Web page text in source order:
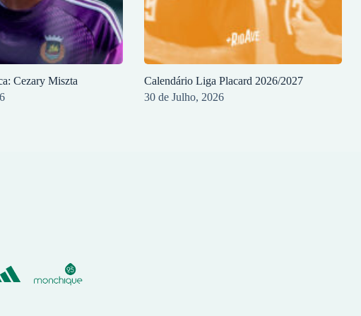
Cezary Miszta
Calendário Liga Placard 2026/2027
30 de Julho, 2026